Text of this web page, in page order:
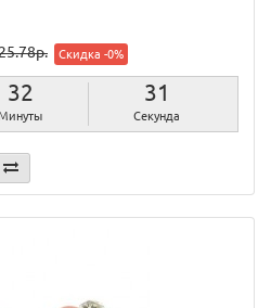
Скидка -0%
32 30
Секунд